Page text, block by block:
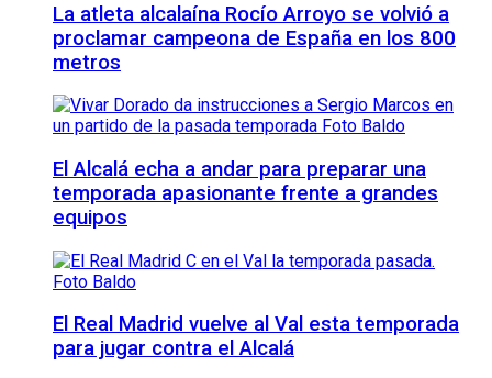
La atleta alcalaína Rocío Arroyo se volvió a
proclamar campeona de España en los 800
metros
El Alcalá echa a andar para preparar una
temporada apasionante frente a grandes
equipos
El Real Madrid vuelve al Val esta temporada
para jugar contra el Alcalá